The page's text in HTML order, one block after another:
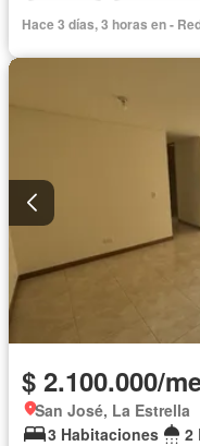
Hace 3 días, 3 horas en -
$ 2.100.000/
San José, La Estrella
3 Habitaciones
2